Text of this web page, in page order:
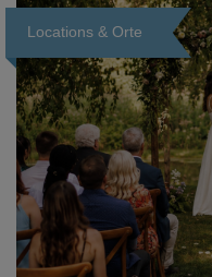
Locations & Orte